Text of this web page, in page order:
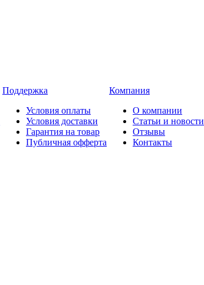
Поддержка
Условия оплаты
Условия доставки
Гарантия на товар
Публичная офферта
Компания
О компании
Статьи и новости
Отзывы
Контакты